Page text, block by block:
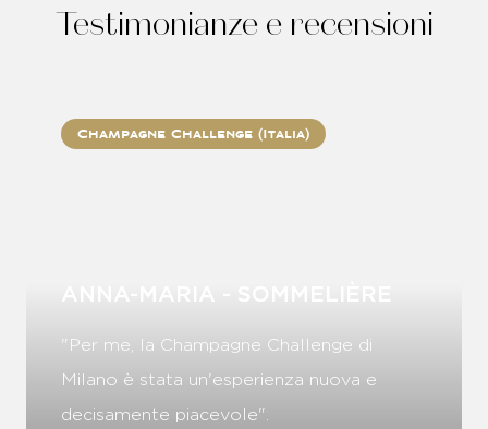
Testimonianze e recensioni
Champagne Challenge (Italia)
"Per me, la Champagne Challenge di
Milano è stata un'esperienza nuova e
decisamente piacevole".